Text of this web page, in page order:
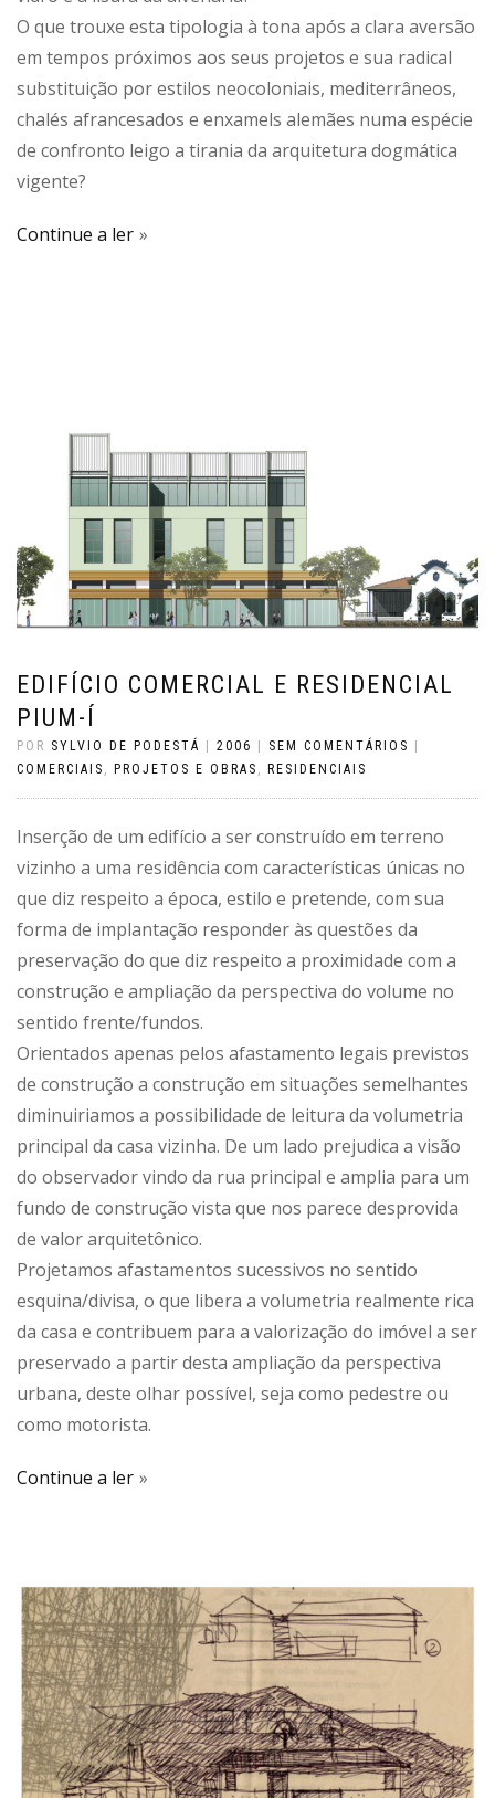
O que trouxe esta tipologia à tona após a clara aversão
em tempos próximos aos seus projetos e sua radical
substituição por estilos neocoloniais, mediterrâneos,
chalés afrancesados e enxamels alemães numa espécie
de confronto leigo a tirania da arquitetura dogmática
vigente?
Continue a ler
EDIFÍCIO COMERCIAL E RESIDENCIAL
PIUM-Í
POR SYLVIO DE PODESTÁ 2006 SEM COMENTÁRIOS
COMERCIAIS , PROJETOS E OBRAS , RESIDENCIAIS
Inserção de um edifício a ser construído em terreno
vizinho a uma residência com características únicas no
que diz respeito a época, estilo e pretende, com sua
forma de implantação responder às questões da
preservação do que diz respeito a proximidade com a
construção e ampliação da perspectiva do volume no
sentido frente/fundos.
Orientados apenas pelos afastamento legais previstos
de construção a construção em situações semelhantes
diminuiriamos a possibilidade de leitura da volumetria
principal da casa vizinha. De um lado prejudica a visão
do observador vindo da rua principal e amplia para um
fundo de construção vista que nos parece desprovida
de valor arquitetônico.
Projetamos afastamentos sucessivos no sentido
esquina/divisa, o que libera a volumetria realmente rica
da casa e contribuem para a valorização do imóvel a ser
preservado a partir desta ampliação da perspectiva
urbana, deste olhar possível, seja como pedestre ou
como motorista.
Continue a ler